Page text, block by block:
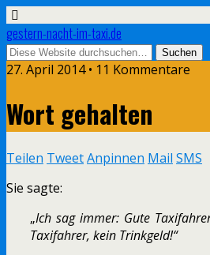
gestern-nacht-im-taxi.de
27. April 2014 • 11 Kommentare
Wort gehalten
Teilen TweetAnpinnen Mail SMS
Sie sagte:
„Ich sag immer: Gute
Taxifahrer, kein Trinkgeld!“